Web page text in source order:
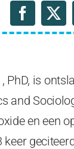
, PhD, is
and
en een